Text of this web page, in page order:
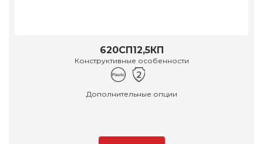
620СП12,5КП
Конструктивные особенности
Дополнительные опции